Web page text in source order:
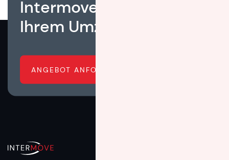
Intermove Ihnen bei
Ihrem Umzug hilft?
ANGEBOT ANFORDERN